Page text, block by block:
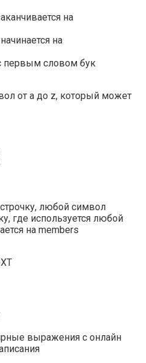
на
на
первым словом бук
от а до z, который может
любой символ
где используется любой
на members
выражения с онлайн